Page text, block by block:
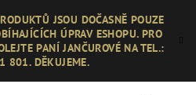
JSOU DOČASNĚ POUZE
ÚPRAV ESHOPU. PRO
PANÍ JANČUROVÉ NA TEL.:
DĚKUJEME.